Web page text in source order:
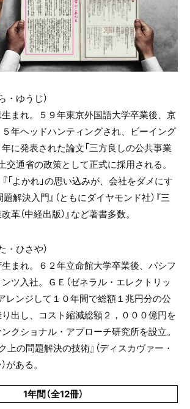
・ゆうじ）
まれ。５９年東京外国語大学卒業後、京
年ヘッドハンティングされ、ビーイング
に発表された論文「三方良しの公共事業
交通省の政策として正式に採用される。
「よかれ」の思い込みが、会社をダメにす
題解決入門』（ともにダイヤモンド社）『三
（中経出版）』など著書多数。
・ひさや）
まれ。６２年立命館大学卒業後、パシフ
ツ入社。ＧＥ（ゼネラル・エレクトリッ
レンジして１０年間で総額１兆円分の公
出し、コスト縮減総額２，０００億円を
クショナル・アプローチ研究所を設立。
上の問題解決の技術』（ディスカヴァー・
がある。
1年間（全12冊）